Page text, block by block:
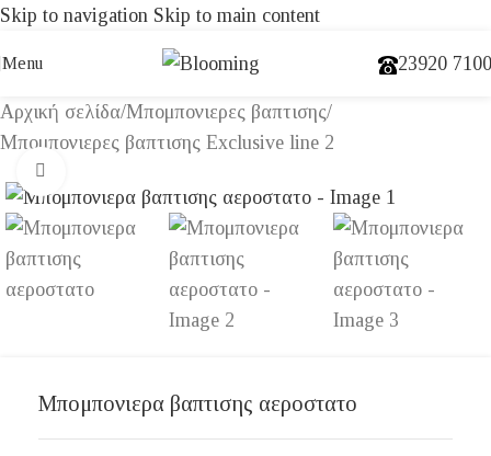
Skip to navigation Skip to main content
Menu 23920
Αρχική σελίδα/Μπομπονιερες βαπτισης/
Μπομπονιερες βαπτισης Exclusive line 2
Μπομπονιερα βαπτισης αεροστατο